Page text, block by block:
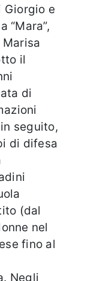
Giorgio e
“Mara”,
il
di
seguito,
di difesa
(dal
nel
fino al
Negli